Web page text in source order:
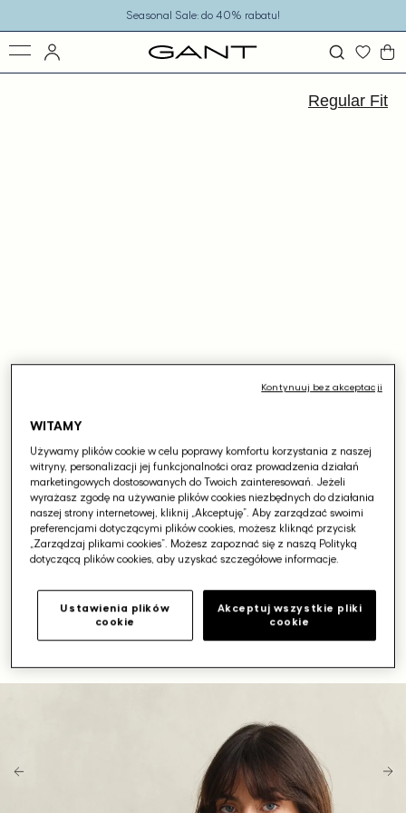
Seasonal Sale: do 40% rabatu!
Regular Fit
Otwórz
media
1
WITAMY
Używamy plików cookie w celu poprawy komfortu korzystania z naszej
witryny, personalizacji jej funkcjonalności oraz prowadzenia działań
marketingowych dostosowanych do Twoich zainteresowań. Jeżeli
wyrażasz zgodę na używanie plików cookies niezbędnych do działania
naszej strony internetowej, kliknij „Akceptuję”. Aby zarządzać swoimi
preferencjami dotyczącymi plików cookies, możesz kliknąć przycisk
„Zarządzaj plikami cookies”. Możesz zapoznać się z naszą Polityką
dotyczącą plików cookies, aby uzyskać szczegółowe informacje.
Ustawienia plików
cookie
Akceptuj wszystkie pliki
cookie
Kontynuuj bez akceptacji